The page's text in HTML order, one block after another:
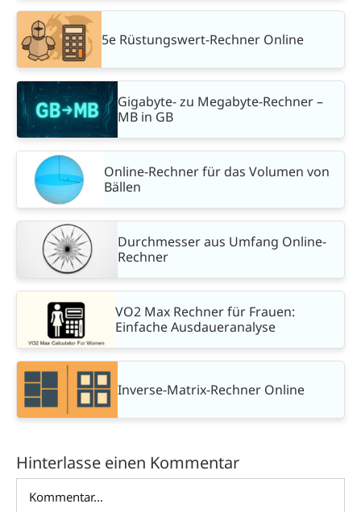
5e Rüstungswert-Rechner Online
Gigabyte- zu Megabyte-Rechner –
MB in GB
Online-Rechner für das Volumen von
Bällen
Durchmesser aus Umfang Online-
Rechner
VO2 Max Rechner für Frauen:
Einfache Ausdaueranalyse
Inverse-Matrix-Rechner Online
Hinterlasse einen Kommentar